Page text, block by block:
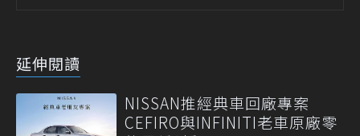
延伸閱讀
NISSAN推經典車回廠專案
CEFIRO與INFINITI老車原廠零